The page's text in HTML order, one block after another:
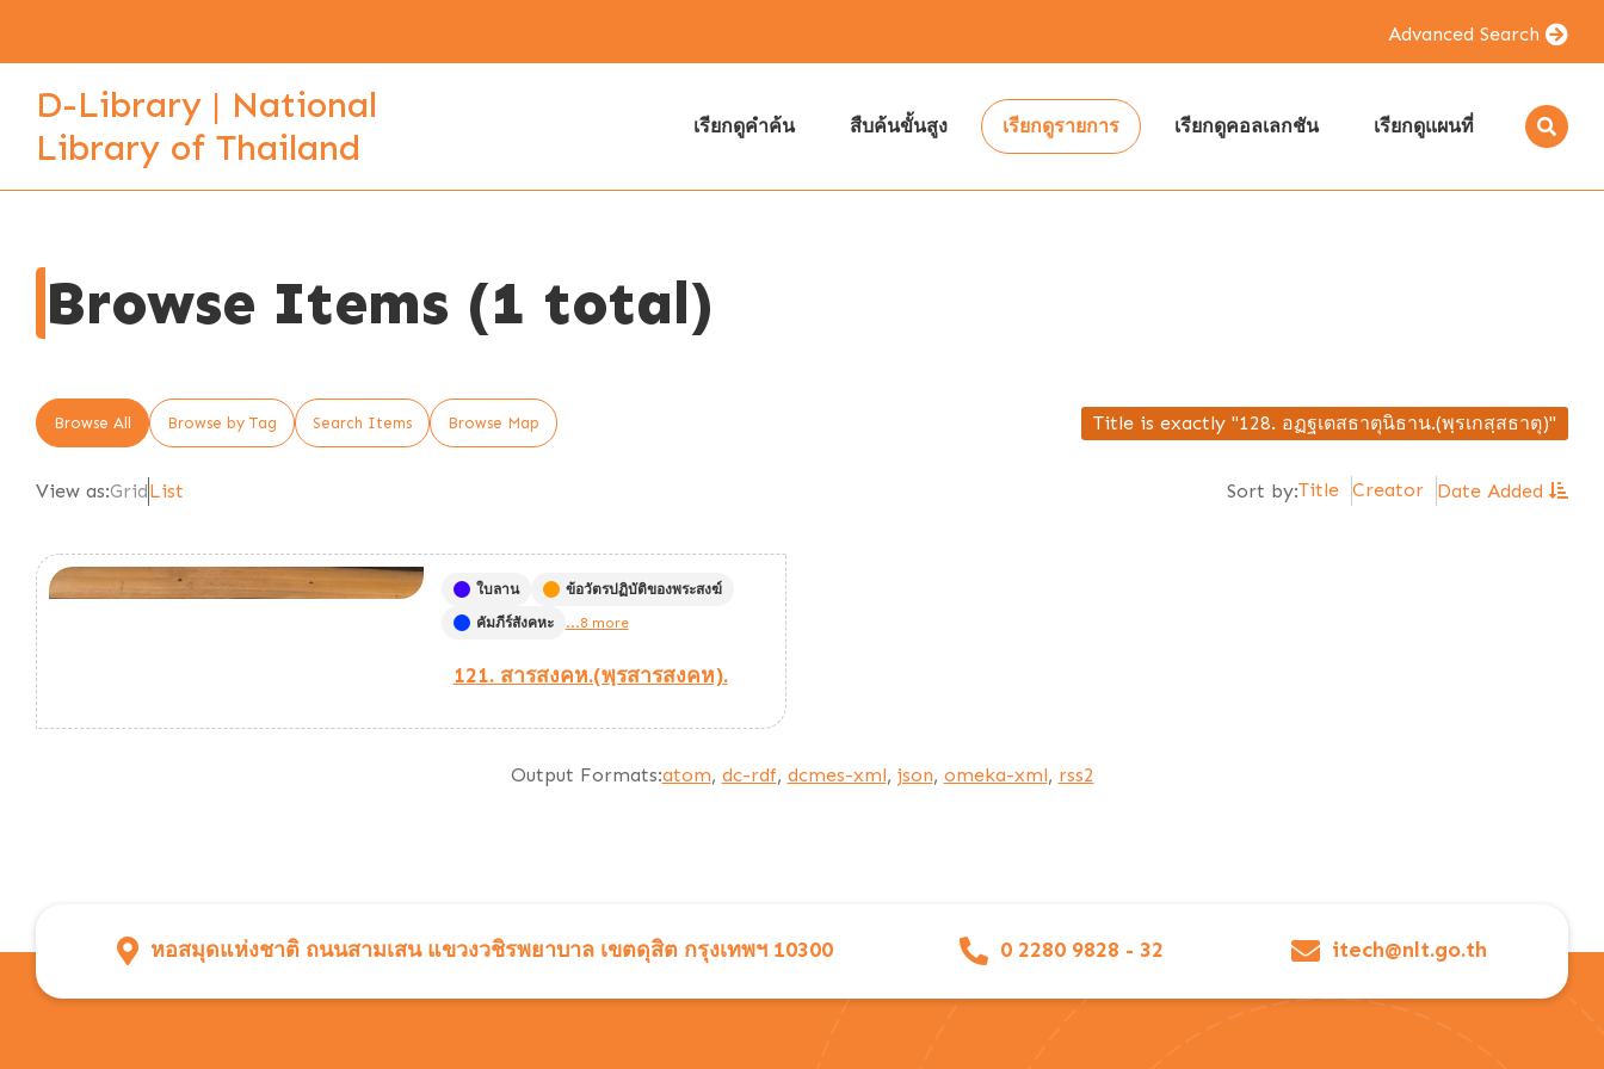
Advanced Search
D-Library | National
Library of Thailand
เรียกดูคำค้น สืบค้นขั้นสูง เรียกดูรายการ เรียกดูคอลเลกชัน เรียกดูแผนที่
Browse Items (1 total)
Browse All Browse by Tag Search Items Browse Map Title is exactly "128. อฏฐเตสธาตุนิธาน.(พฺรเกสฺสธาตุ)"
View as:GridList Sort by:Title Creator Date Added
ใบลาน
ข้อวัตรปฏิบัติของพระสงฆ์
คัมภีร์สังคหะ
...8 more
121. สารสงคห.(พฺรสารสงคห).
Output Formats:atom, dc-rdf, dcmes-xml, json, omeka-xml, rss2
หอสมุดแห่งชาติ ถนนสามเสน แขวงวชิรพยาบาล เขตดุสิต กรุงเทพฯ 10300 0 2280 9828 - 32 itech@nlt.go.th